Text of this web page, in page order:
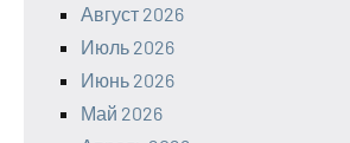
Август 2026
Июль 2026
Июнь 2026
Май 2026